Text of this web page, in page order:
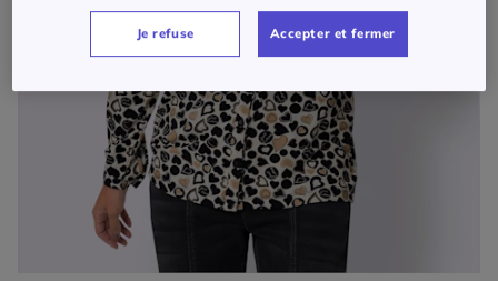
Je refuse Accepter et fermer